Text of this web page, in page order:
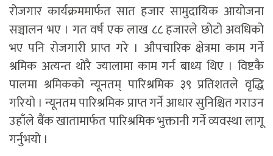
रोजगार कार्यक्रममार्फत सात हजार सामुदायिक आयोजना
सञ्चालन भए । गत वर्ष एक लाख ८८ हजारले छोटो अवधिको
भए पनि रोजगारी प्राप्त गरे । औपचारिक क्षेत्रमा काम गर्ने
श्रमिक अत्यन्त थोरै ज्यालामा काम गर्न बाध्य थिए । विष्टकै
पालमा श्रमिकको न्यूनतम् पारिश्रमिक ३९ प्रतिशतले वृद्धि
गरियो । न्यूनतम पारिश्रमिक प्राप्त गर्ने आधार सुनिश्चित गराउन
उहाँले बैंक खातामार्फत पारिश्रमिक भुक्तानी गर्ने व्यवस्था लागू
गर्नुभयो ।